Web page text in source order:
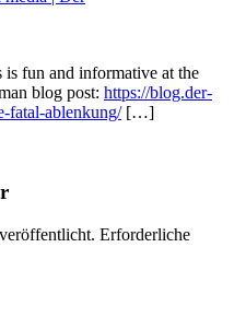
fun and informative at the
blog post: https://blog.der-
fatal-ablenkung/[…]
Erforderliche